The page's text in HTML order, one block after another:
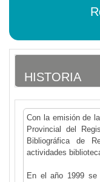
HISTORIA
Con la emisión de
Provincial del
Bibliográfica de
actividades
En el año 1999 se